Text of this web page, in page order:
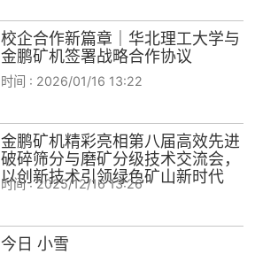
校企合作新篇章｜华北理工大学与
金鹏矿机签署战略合作协议
时间 : 2026/01/16 13:22
金鹏矿机精彩亮相第八届高效先进
破碎筛分与磨矿分级技术交流会，
以创新技术引领绿色矿山新时代
时间 :2025/12/16 13:26
今日 小雪